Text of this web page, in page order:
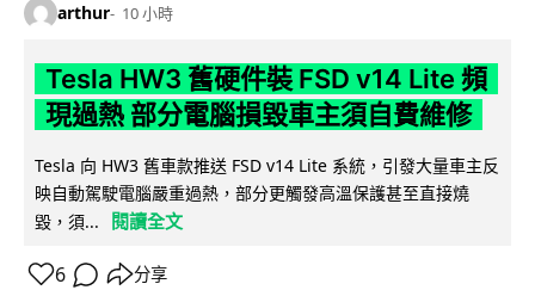
arthur 10 小時
Tesla HW3 舊硬件裝 FSD v14 Lite 頻
現過熱 部分電腦損毀車主須自費維修
Tesla 向 HW3 舊車款推送 FSD v14 Lite 系統，引發大量車主反
映自動駕駛電腦嚴重過熱，部分更觸發高溫保護甚至直接燒
毀，須...
閱讀全文
6 分享